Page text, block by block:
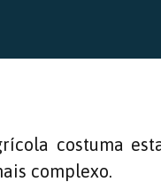
costuma
complexo.